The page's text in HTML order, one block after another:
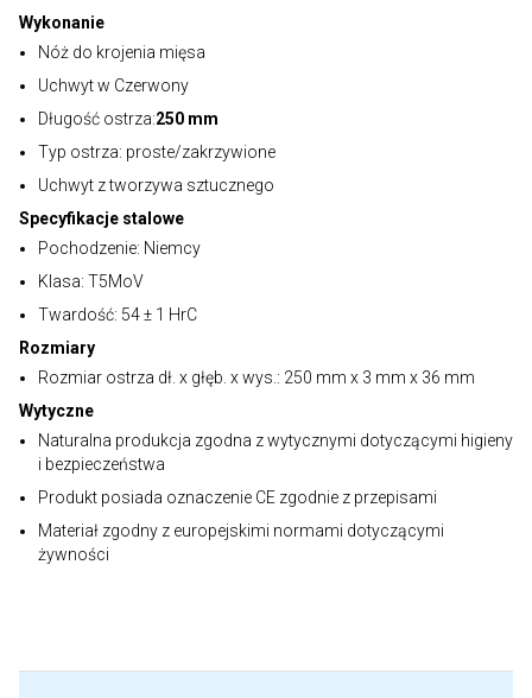
Wykonanie
Nóż do krojenia mięsa
Uchwyt w Czerwony
Długość ostrza:250 mm
Typ ostrza: proste/zakrzywione
Uchwyt z tworzywa sztucznego
Specyfikacje stalowe
Pochodzenie: Niemcy
Klasa: T5MoV
Twardość: 54 ± 1 HrC
Rozmiary
Rozmiar ostrza dł. x głęb. x wys.: 250 mm x 3 mm x 36 mm
Wytyczne
Naturalna produkcja zgodna z wytycznymi dotyczącymi higieny
i bezpieczeństwa
Produkt posiada oznaczenie CE zgodnie z przepisami
Materiał zgodny z europejskimi normami dotyczącymi
żywności